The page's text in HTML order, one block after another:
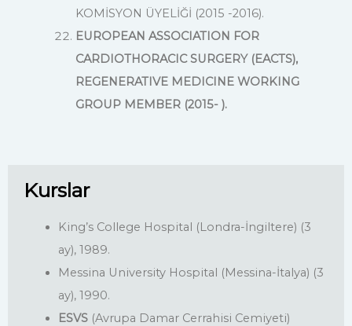
KOMİSYON ÜYELİĞİ (2015 -2016).
EUROPEAN ASSOCIATION FOR
CARDIOTHORACIC SURGERY (EACTS),
REGENERATIVE MEDICINE WORKING
GROUP MEMBER (2015- ).
Kurslar
King’s College Hospital (Londra-İngiltere) (3
ay), 1989.
Messina University Hospital (Messina-İtalya) (3
ay), 1990.
ESVS(Avrupa Damar Cerrahisi Cemiyeti)